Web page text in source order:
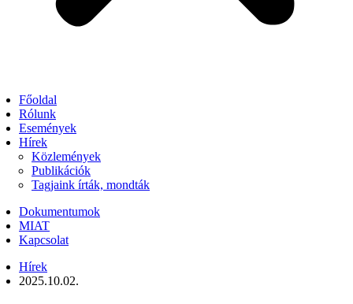
Főoldal
Rólunk
Események
Hírek
Közlemények
Publikációk
Tagjaink írták, mondták
Dokumentumok
MIAT
Kapcsolat
Hírek
2025.10.02.